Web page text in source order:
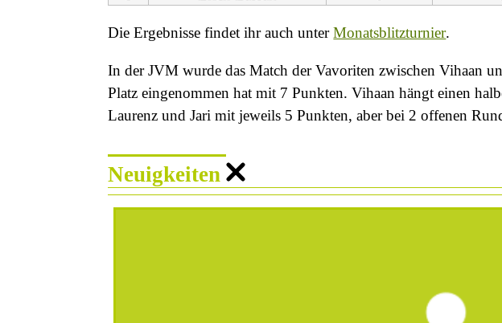
Die Ergebnisse findet ihr auch unterMonatsblitzturnier.
In der JVM wurde das Match der Vavoriten zwischen Vihaan
Platz eingenommen hat mit 7 Punkten. Vihaan hängt einen
Laurenz und Jari mit jeweils 5 Punkten, aber bei 2 offenen
Neuigkeiten